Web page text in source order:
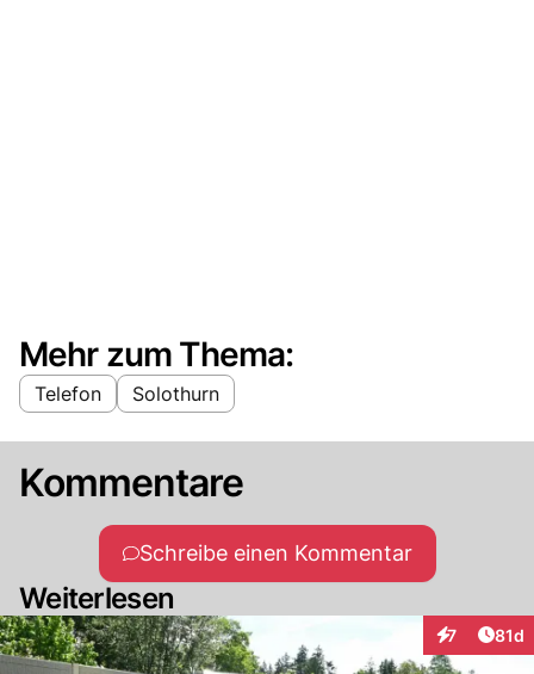
Mehr zum Thema:
Telefon Solothurn
Kommentare
Schreibe einen Kommentar
Weiterlesen
7 81d